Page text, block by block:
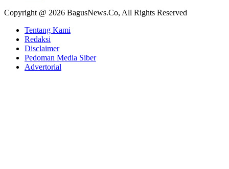
Copyright @ 2026 BagusNews.Co, All Rights Reserved
Tentang Kami
Redaksi
Disclaimer
Pedoman Media Siber
Advertorial